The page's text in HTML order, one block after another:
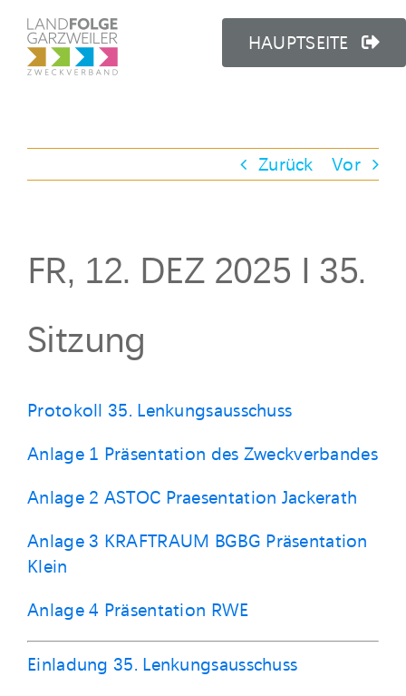
Inhalt
springen
HAUPTSEITE
Zurück Vor
FR, 12. DEZ 2025 I 35.
Sitzung
Protokoll 35. Lenkungsausschuss
Anlage 1 Präsentation des Zweckverbandes
Anlage 2 ASTOC Praesentation Jackerath
Anlage 3 KRAFTRAUM BGBG Präsentation
Klein
Anlage 4 Präsentation RWE
Einladung 35. Lenkungsausschuss